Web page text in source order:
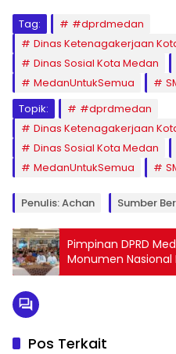
Tag:
#dprdmedan
Dinas Ketenagakerjaan
Dinas Sosial Kota Medan
MedanUntukSemua
Topik:
#dprdmedan
Dinas Ketenagakerjaan
Dinas Sosial Kota Medan
MedanUntukSemua
Penulis: Achan Sumber
Pimpinan DPRD
Monumen Nasional
Pos Terkait